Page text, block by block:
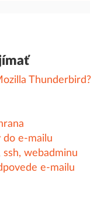
Thunderbird?
do e-mailu
webadminu
e-mailu